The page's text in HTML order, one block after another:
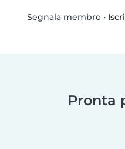
Segnala membro•
Pronta